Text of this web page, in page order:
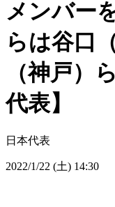
メンバー
らは谷口
（神戸）
代表】
日本代表
2022/1/22 (土) 14:30